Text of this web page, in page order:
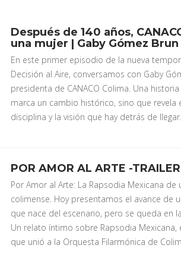
Después de 140 años,
una mujer | Gaby Gómez Brun
En este primer episodio de la nueva
Decisión al Aire, conversamos con Gaby
presidenta de CANACO Colima. Una
marca un cambio histórico, sino que revela
disciplina y la visión que hay detrás de
POR AMOR AL ARTE -TRAILER
Por Amor al Arte: La Rapsodia Mexicana de
colimense. Hoy presentamos el avance de
que nace del escenario, pero se queda en
Un relato íntimo sobre Rapsodia Mexicana,
que unió a la Orquesta Filarmónica de